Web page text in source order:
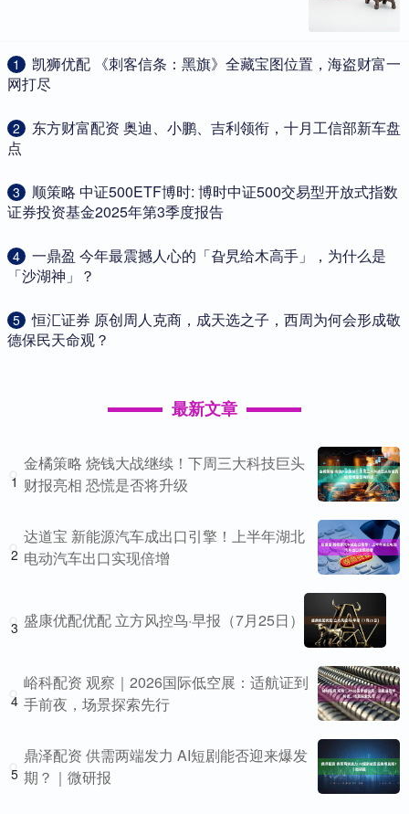
1
​凯狮优配 《刺客信条：黑旗》全藏宝图位置，海盗财富一
网打尽
2
​东方财富配资 奥迪、小鹏、吉利领衔，十月工信部新车盘
点
3
​顺策略 中证500ETF博时: 博时中证500交易型开放式指数
证券投资基金2025年第3季度报告
4
​一鼎盈 今年最震撼人心的「旮旯给木高手」，为什么是
「沙湖神」？
5
​恒汇证券 原创周人克商，成天选之子，西周为何会形成敬
德保民天命观？
最新文章
1
金橘策略 烧钱大战继续！下周三大科技巨头
财报亮相 恐慌是否将升级
2
达道宝 新能源汽车成出口引擎！上半年湖北
电动汽车出口实现倍增
3 盛康优配优配 立方风控鸟·早报（7月25日）
4
峪科配资 观察｜2026国际低空展：适航证到
手前夜，场景探索先行
5
鼎泽配资 供需两端发力 AI短剧能否迎来爆发
期？｜微研报